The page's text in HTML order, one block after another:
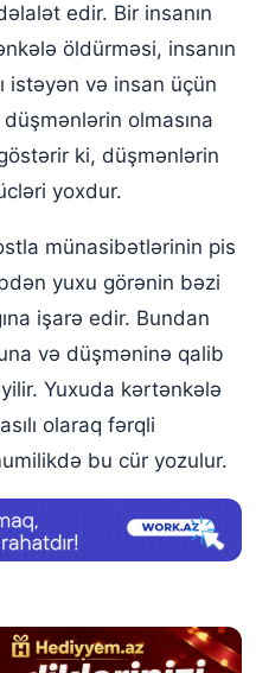
edir. Bir insanın
öldürməsi, insanın
istəyən və insan üçün
olmasına
ki, düşmənlərin
yoxdur.
münasibətlərinin pis
yuxu görənin bəzi
işarə edir. Bundan
və düşməninə qalib
Yuxuda kərtənkələ
olaraq fərqli
bu cür yozulur.